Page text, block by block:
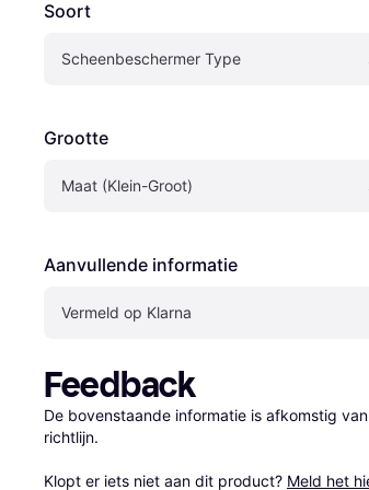
Soort
Scheenbeschermer Type
Grootte
Maat (Klein-Groot)
Aanvullende informatie
Vermeld op Klarna
Feedback
De bovenstaande informatie is afkomstig
richtlijn.
Klopt er iets niet aan dit product? Meld het